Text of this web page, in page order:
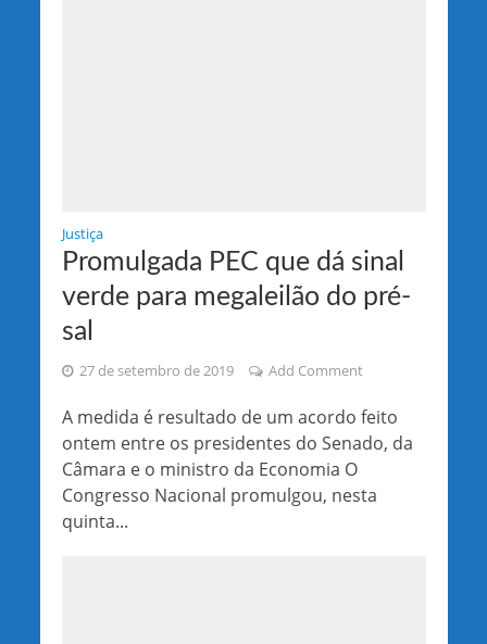
Justiça
Promulgada PEC que dá sinal
verde para megaleilão do pré-
sal
27 de setembro de 2019 Add Comment
A medida é resultado de um acordo feito
ontem entre os presidentes do Senado, da
Câmara e o ministro da Economia O
Congresso Nacional promulgou, nesta
quinta...